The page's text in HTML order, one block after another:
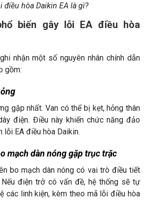
điều hòa Daikin EA là gì?
biến gây lỗi EA điều hòa
nhận một số nguyên nhân chính dẫn
gồm:
gặp nhất. Van có thể bị kẹt, hỏng thân
điện. Điều này khiến chức năng đảo
lỗi EA điều hòa Daikin.
mạch dàn nóng gặp trục trặc
bo mạch dàn nóng có vai trò điều tiết
điện trở có vấn đề, hệ thống sẽ tự
các linh kiện, kèm theo mã lỗi điều hòa